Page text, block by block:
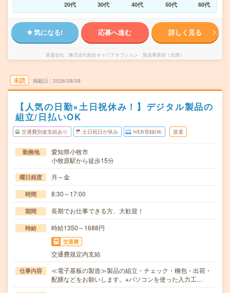
20代
30代 40代 50代 60代
気になる! 応募へ進む 詳しく見る
派遣会社 株式会社綜合キャリアオプション 製造事業部（全国）
未読 掲載日 2026/08/09
【人気の日勤×土日祝休み！】デジタル製品の
組立/日払いOK
交通費別途支給あり 土日祝日が休み WEB登録OK 派遣
勤務地
愛知県小牧市
小牧原駅から徒歩15分
曜日頻度 月～金
時間 8:30～17:00
期間 長期でお仕事できる方、大歓迎！
時給 時給1350～1688円
交通費
交通費規定内支給
仕事内容
≪電子基板の製造≫製品の組立・チェック・梱包・出荷・
配膳などをお願いします。※パソコンを使った入力工…